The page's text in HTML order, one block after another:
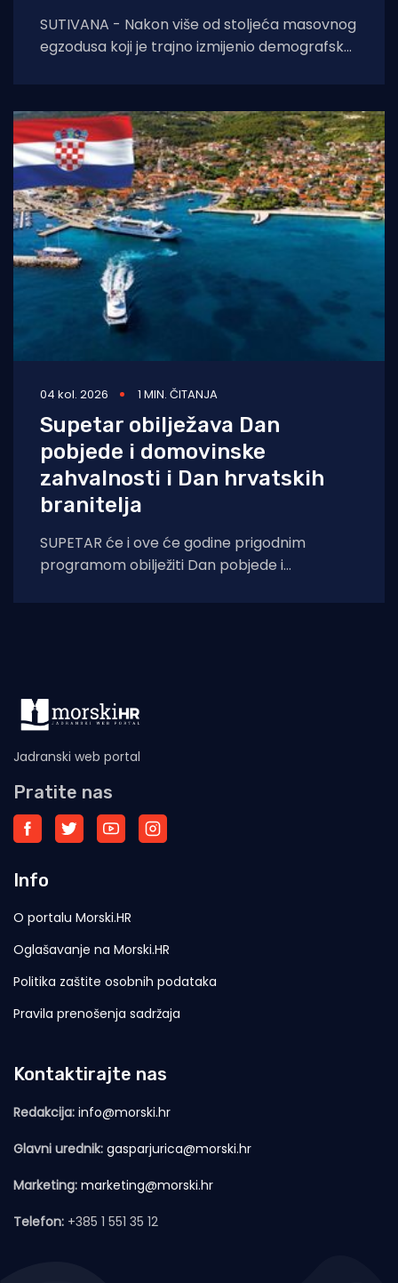
SUTIVANA - Nakon više od stoljeća masovnog
egzodusa koji je trajno izmijenio demografsku
04 kol. 2026 1 MIN. ČITANJA
Supetar obilježava Dan
pobjede i domovinske
zahvalnosti i Dan hrvatskih
branitelja
SUPETAR će i ove će godine prigodnim
programom obilježiti Dan pobjede i
Jadranski web portal
Pratite nas
Info
O portalu Morski.HR
Oglašavanje na Morski.HR
Politika zaštite osobnih podataka
Pravila prenošenja sadržaja
Kontaktirajte nas
Redakcija: info@morski.hr
Glavni urednik: gasparjurica@morski.hr
Marketing: marketing@morski.hr
Telefon: +385 1 551 35 12